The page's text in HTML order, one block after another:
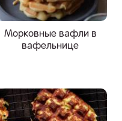
Морковные вафли в
вафельнице